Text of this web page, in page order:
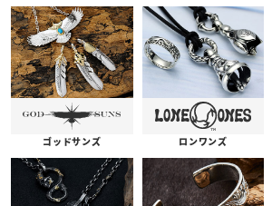
ゴッドサンズ ロンワンズ